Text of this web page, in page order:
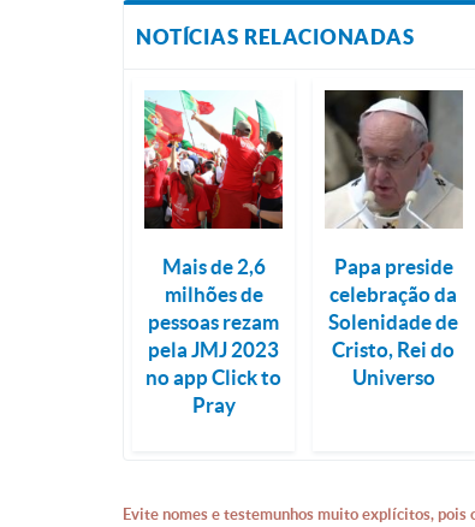
NOTÍCIAS RELACIONADAS
Mais de 2,6
milhões de
pessoas rezam
pela JMJ 2023
no app Click to
Pray
Papa preside
celebração da
Solenidade de
Cristo, Rei do
Universo
Evite nomes e testemunhos muito explícitos, pois